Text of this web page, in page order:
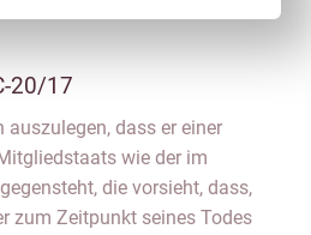
20/17
auszulegen, dass er einer
wie der im
die vorsieht, dass,
zum Zeitpunkt seines Todes